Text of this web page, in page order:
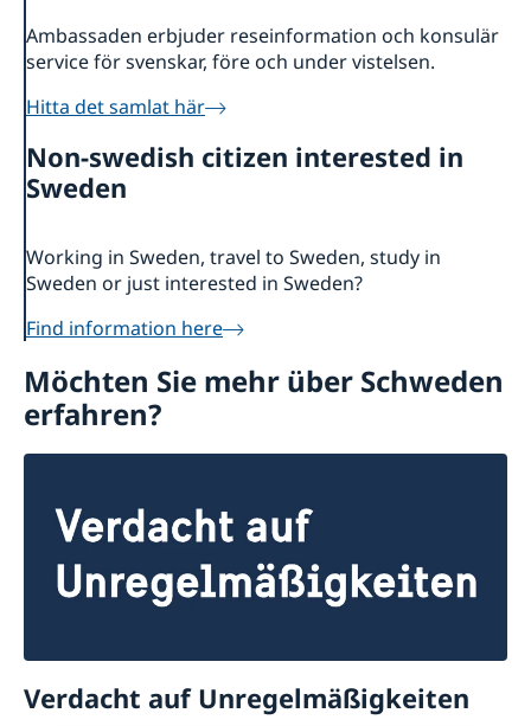
Ambassaden erbjuder reseinformation och konsulär
service för svenskar, före och under vistelsen.
Hitta det samlat här
Non-swedish citizen interested in
Sweden
Working in Sweden, travel to Sweden, study in
Sweden or just interested in Sweden?
Find information here
Möchten Sie mehr über Schweden
erfahren?
Verdacht auf Unregelmäßigkeiten